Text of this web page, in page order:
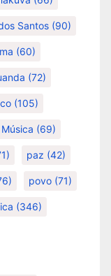
Santos (90)
(60)
(72)
(105)
Música (69)
paz (42)
povo (71)
(346)